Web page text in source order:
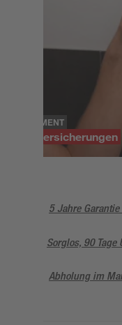
SORTIMENT
Fenstersicherungen
5 Jahre
Sorglos, 90
Abholung im